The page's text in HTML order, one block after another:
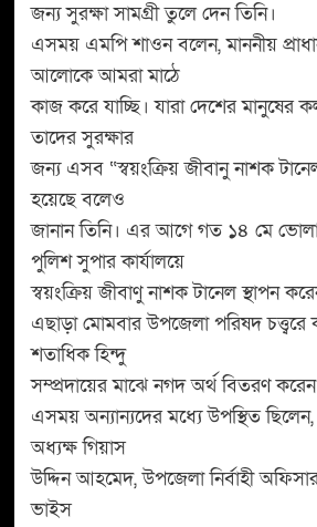
জন্য সুরক্ষা সামগ্রী তুলে দেন তিনি।
এসময় এমপি শাওন বলেন, মাননীয়
আলোকে আমরা মাঠে
কাজ করে যাচ্ছি। যারা দেশের মানুষের
তাদের সুরক্ষার
জন্য এসব “স্বয়ংক্রিয় জীবানু নাশক
হয়েছে বলেও
জানান তিনি। এর আগে গত ১৪ মে
পুলিশ সুপার কার্যালয়ে
স্বয়ংক্রিয় জীবাণু নাশক টানেল স্থাপন
এছাড়া মোমবার উপজেলা পরিষদ চত্ত্বরে
শতাধিক হিন্দু
সম্প্রদায়ের মাঝে নগদ অর্থ বিতরণ করেন
এসময় অন্যান্যদের মধ্যে উপস্থিত
অধ্যক্ষ গিয়াস
উদ্দিন আহমেদ, উপজেলা নির্বাহী
ভাইস